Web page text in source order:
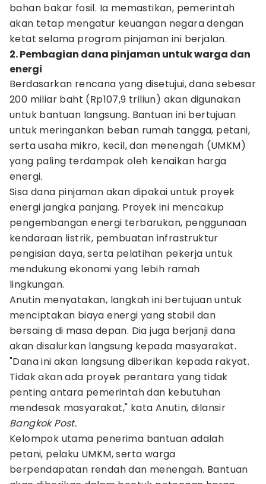
bahan bakar fosil. Ia memastikan, pemerintah
akan tetap mengatur keuangan negara dengan
ketat selama program pinjaman ini berjalan.
2. Pembagian dana pinjaman untuk warga dan
energi
Berdasarkan rencana yang disetujui, dana sebesar
200 miliar baht (Rp107,9 triliun) akan digunakan
untuk bantuan langsung. Bantuan ini bertujuan
untuk meringankan beban rumah tangga, petani,
serta usaha mikro, kecil, dan menengah (UMKM)
yang paling terdampak oleh kenaikan harga
energi.
Sisa dana pinjaman akan dipakai untuk proyek
energi jangka panjang. Proyek ini mencakup
pengembangan energi terbarukan, penggunaan
kendaraan listrik, pembuatan infrastruktur
pengisian daya, serta pelatihan pekerja untuk
mendukung ekonomi yang lebih ramah
lingkungan.
Anutin menyatakan, langkah ini bertujuan untuk
menciptakan biaya energi yang stabil dan
bersaing di masa depan. Dia juga berjanji dana
akan disalurkan langsung kepada masyarakat.
"Dana ini akan langsung diberikan kepada rakyat.
Tidak akan ada proyek perantara yang tidak
penting antara pemerintah dan kebutuhan
mendesak masyarakat," kata Anutin, dilansir
Bangkok Post.
Kelompok utama penerima bantuan adalah
petani, pelaku UMKM, serta warga
berpendapatan rendah dan menengah. Bantuan